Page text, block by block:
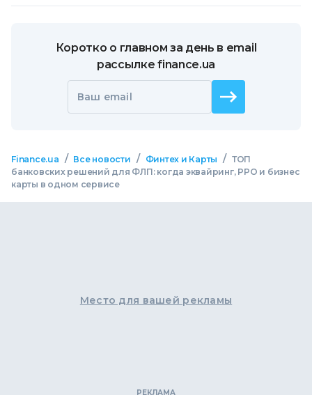
Коротко о главном за день в email
рассылке finance.ua
Ваш email
Finance.ua / Все новости / Финтех и Карты / ТОП
банковских решений для ФЛП: когда эквайринг, РРО и бизнес
карты в одном сервисе
Место для вашей рекламы